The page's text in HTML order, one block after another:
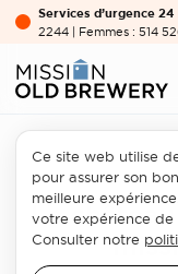
Services d’urgence
2244 | Femmes : 514
Le
Ce site web utilise
pour assurer son
meilleure
votre expérience
Consulter notre